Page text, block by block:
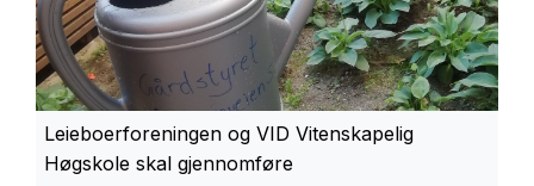
Leieboerforeningen og VID Vitenskapelig
Høgskole skal gjennomføre